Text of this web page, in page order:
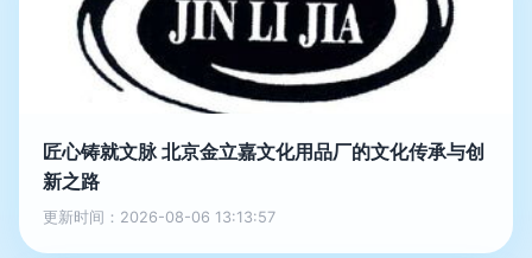
匠心铸就文脉 北京金立嘉文化用品厂的文化传承与创
新之路
更新时间：2026-08-06 13:13:57